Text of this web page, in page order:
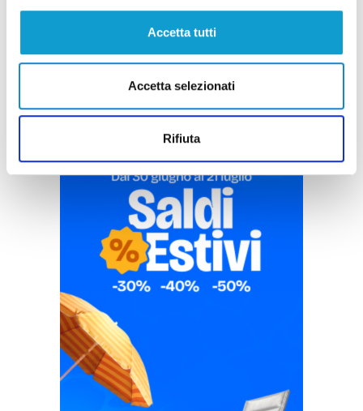
Accetta tutti
Accetta selezionati
Rifiuta